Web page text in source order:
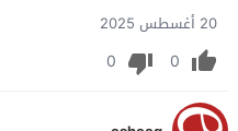
20 أغسطس 2025
0
0